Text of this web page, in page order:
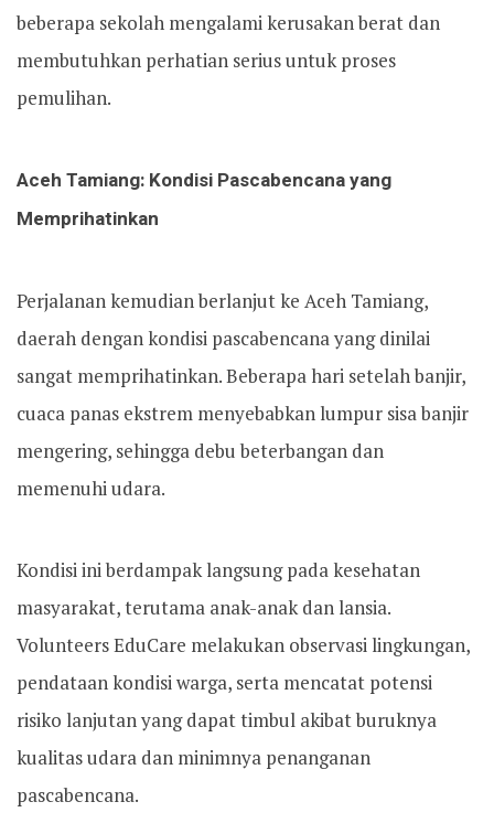
beberapa sekolah mengalami kerusakan berat dan
membutuhkan perhatian serius untuk proses
pemulihan.
Aceh Tamiang: Kondisi Pascabencana yang
Memprihatinkan
Perjalanan kemudian berlanjut ke Aceh Tamiang,
daerah dengan kondisi pascabencana yang dinilai
sangat memprihatinkan. Beberapa hari setelah banjir,
cuaca panas ekstrem menyebabkan lumpur sisa banjir
mengering, sehingga debu beterbangan dan
memenuhi udara.
Kondisi ini berdampak langsung pada kesehatan
masyarakat, terutama anak-anak dan lansia.
Volunteers EduCare melakukan observasi lingkungan,
pendataan kondisi warga, serta mencatat potensi
risiko lanjutan yang dapat timbul akibat buruknya
kualitas udara dan minimnya penanganan
pascabencana.